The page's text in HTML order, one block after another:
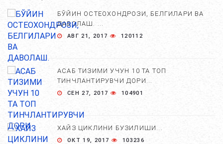
БЎЙИН ОСТЕОХОНДРОЗИ, БЕЛГИЛАРИ ВА
ДАВОЛАШ. ...
АВГ 21, 2017 120112
АСАБ ТИЗИМИ УЧУН 10 ТА ТОП
ТИНЧЛАНТИРУВЧИ ДОРИ...
СЕН 27, 2017 104901
ХАЙЗ ЦИКЛИНИ БУЗИЛИШИ...
ОКТ 19, 2017 103236